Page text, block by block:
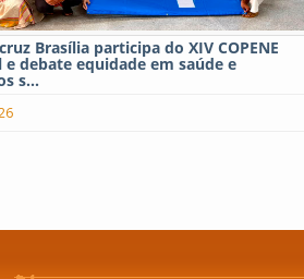
Brasília participa do XIV COPENE
e debate equidade em saúde e
s...